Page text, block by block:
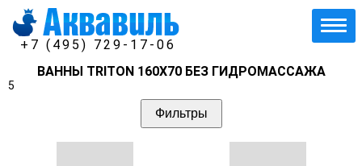
+7 (495) 729-17-06
ВАННЫ TRITON 160X70 БЕЗ ГИДРОМАССАЖА
5
Фильтры